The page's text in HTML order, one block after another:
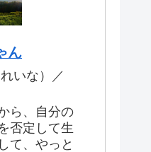
ん
いな）／
ら、自分の
否定して生
て、やっと